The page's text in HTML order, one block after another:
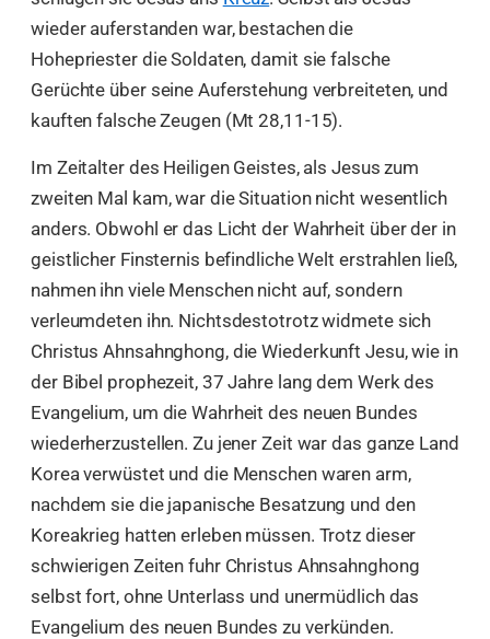
wieder auferstanden war, bestachen die
Hohepriester die Soldaten, damit sie falsche
Gerüchte über seine Auferstehung verbreiteten, und
kauften falsche Zeugen (Mt 28,11-15).
Im Zeitalter des Heiligen Geistes, als Jesus zum
zweiten Mal kam, war die Situation nicht wesentlich
anders. Obwohl er das Licht der Wahrheit über der in
geistlicher Finsternis befindliche Welt erstrahlen ließ,
nahmen ihn viele Menschen nicht auf, sondern
verleumdeten ihn. Nichtsdestotrotz widmete sich
Christus Ahnsahnghong, die Wiederkunft Jesu, wie in
der Bibel prophezeit, 37 Jahre lang dem Werk des
Evangelium, um die Wahrheit des neuen Bundes
wiederherzustellen. Zu jener Zeit war das ganze Land
Korea verwüstet und die Menschen waren arm,
nachdem sie die japanische Besatzung und den
Koreakrieg hatten erleben müssen. Trotz dieser
schwierigen Zeiten fuhr Christus Ahnsahnghong
selbst fort, ohne Unterlass und unermüdlich das
Evangelium des neuen Bundes zu verkünden.